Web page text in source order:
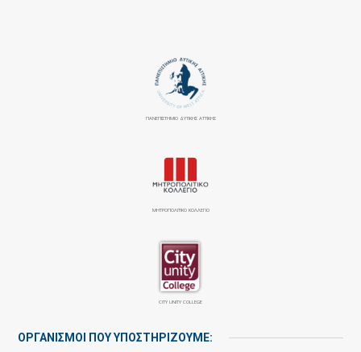
ΠΑΝΕΠΙΣΤΉΜΙΟ ΔΥΤΙΚΉΣ ΑΤΤΙΚΉΣ
ΜΗΤΡΟΠΟΛΙΤΙΚΟ ΚΟΛΛΕΓΙΟ
CITY UNITY COLLEGE
ΟΡΓΑΝΙΣΜΟΙ ΠΟΥ ΥΠΟΣΤΗΡΙΖΟΥΜΕ: